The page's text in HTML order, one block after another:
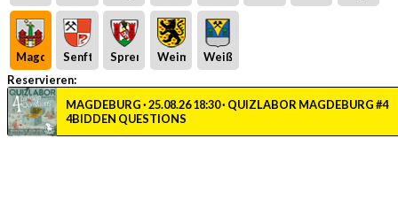
MagdeburgSenftenbergSprembergWeimar
Weißwasser
Reservieren:
MAGDEBURG · 25.08.26 18:30 · QUIZLABOR MAGDEBURG #4
4BIDDEN QUESTIONS